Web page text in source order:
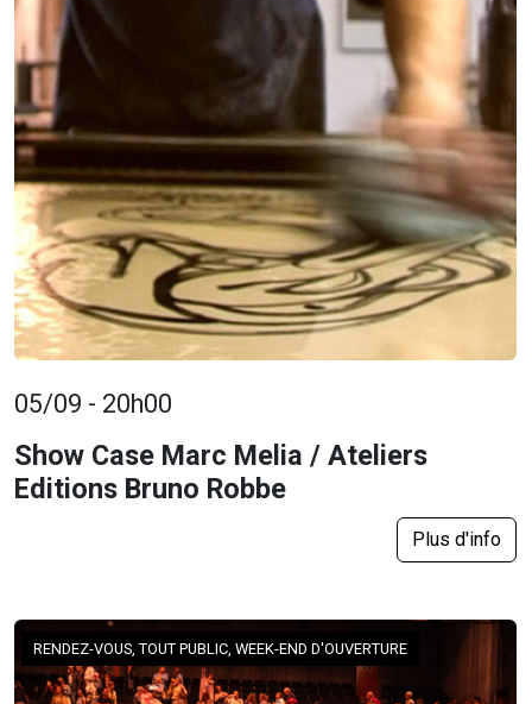
05/09 - 20h00
Show Case Marc Melia / Ateliers
Editions Bruno Robbe
Plus d'info
RENDEZ-VOUS, TOUT PUBLIC, WEEK-END D'OUVERTURE